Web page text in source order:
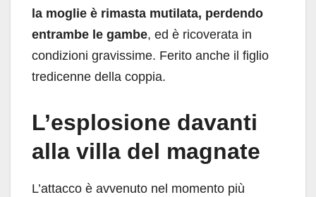
la moglie è rimasta mutilata, perdendo
entrambe le gambe, ed è ricoverata in
condizioni gravissime. Ferito anche il figlio
tredicenne della coppia.
L’esplosione davanti
alla villa del magnate
L’attacco è avvenuto nel momento più